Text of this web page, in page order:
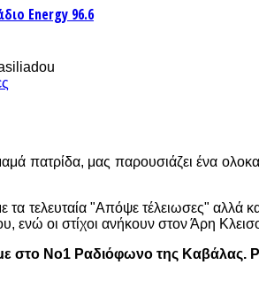
Energy 96.6
πατρίδα, μας παρουσιάζει ένα
τα τελευταία "Απόψε τέλειωσες"
ενώ οι στίχοι ανήκουν στον Άρη
στο Νο1 Ραδιόφωνο της Καβάλας.